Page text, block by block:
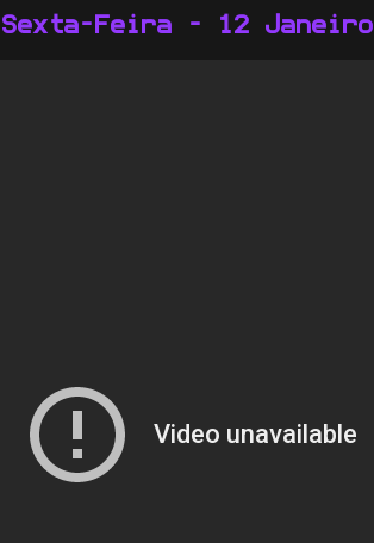
Sexta-Feira - 12 Janeiro